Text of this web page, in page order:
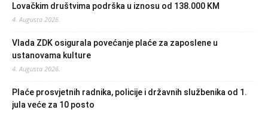
Lovačkim društvima podrška u iznosu od 138.000 KM
4. Augusta 2026.
Vlada ZDK osigurala povećanje plaće za zaposlene u
ustanovama kulture
4. Augusta 2026.
Plaće prosvjetnih radnika, policije i državnih službenika od 1.
jula veće za 10 posto